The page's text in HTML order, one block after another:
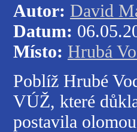
Autor: David
Datum:
Místo: Hrubá
Poblíž Hrubé
VÚŽ, které
postavila